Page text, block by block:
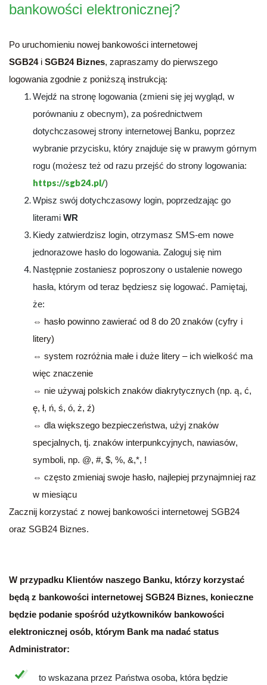
bankowości elektronicznej?
Po uruchomieniu nowej bankowości internetowej
SGB24iSGB24 Biznes, zapraszamy do pierwszego
logowania zgodnie z poniższą instrukcją:
Wejdź na stronę logowania (zmieni się jej wygląd, w
porównaniu z obecnym), za pośrednictwem
dotychczasowej strony internetowej Banku, poprzez
wybranie przycisku, który znajduje się w prawym górnym
rogu (możesz też od razu przejść do strony logowania:
https://sgb24.pl/)
Wpisz swój dotychczasowy login, poprzedzając go
literamiWR
Kiedy zatwierdzisz login, otrzymasz SMS-em nowe
jednorazowe hasło do logowania. Zaloguj się nim
Następnie zostaniesz poproszony o ustalenie nowego
hasła, którym od teraz będziesz się logować. Pamiętaj,
że:
⇔ hasło powinno zawierać od 8 do 20 znaków (cyfry i
litery)
⇔ system rozróżnia małe i duże litery – ich wielkość ma
więc znaczenie
⇔ nie używaj polskich znaków diakrytycznych (np. ą, ć,
ę, ł, ń, ś, ó, ż, ź)
⇔ dla większego bezpieczeństwa, użyj znaków
specjalnych, tj. znaków interpunkcyjnych, nawiasów,
symboli, np. @, #, $, %, &,*, !
⇔ często zmieniaj swoje hasło, najlepiej przynajmniej raz
w miesiącu
Zacznij korzystać z nowej bankowości internetowej SGB24
oraz SGB24 Biznes.
W przypadku Klientów naszego Banku, którzy korzystać
będą z bankowości internetowej SGB24 Biznes, konieczne
będzie podanie spośród użytkowników bankowości
elektronicznej osób, którym Bank ma nadać status
Administrator:
to wskazana przez Państwa osoba, która będzie